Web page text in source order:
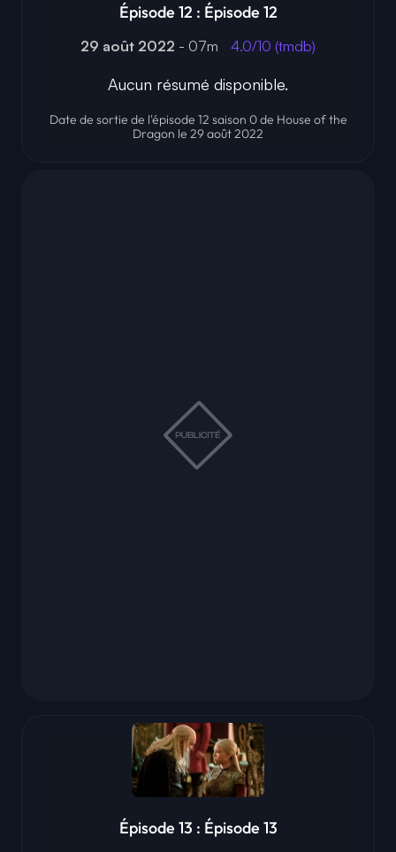
Épisode 12 : Épisode 12
29 août 2022 - 07m 4.0/10 (tmdb)
Aucun résumé disponible.
Date de sortie de l'épisode 12 saison 0 de House of the
Dragon le 29 août 2022
Épisode 13 : Épisode 13